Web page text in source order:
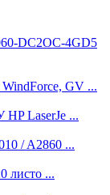
DC2OC-4GD5
GV ...
LaserJe ...
/ A2860 ...
листо ...